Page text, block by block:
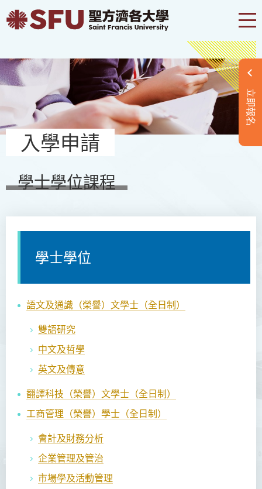
立即報名
入學申請
學士學位課程
學士學位
語文及通識（榮譽）文學士（全日制）
雙語研究
中文及哲學
英文及傳意
翻譯科技（榮譽）文學士 （全日制）
工商管理（榮譽）學士 （全日制）
會計及財務分析
企業管理及管治
市場學及活動管理